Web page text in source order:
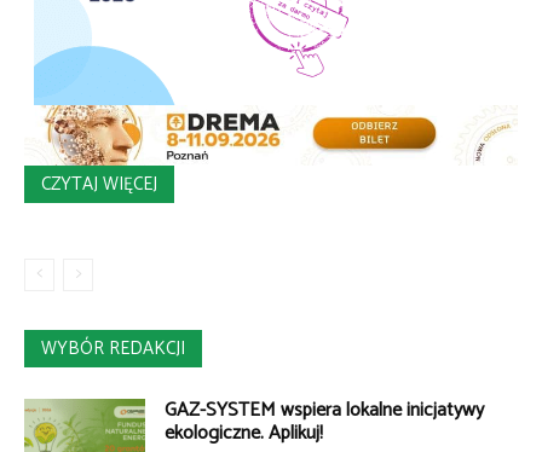
CZYTAJ WIĘCEJ
WYBÓR REDAKCJI
GAZ-SYSTEM wspiera lokalne inicjatywy
ekologiczne. Aplikuj!